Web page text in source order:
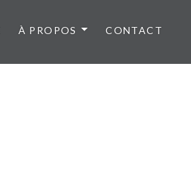
À PROPOS CONTACT